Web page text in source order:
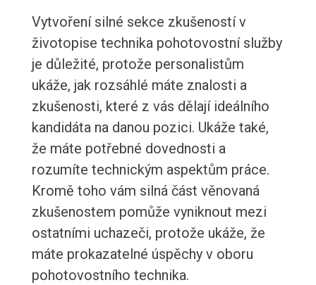
Vytvoření silné sekce zkušeností v
životopise technika pohotovostní služby
je důležité, protože personalistům
ukáže, jak rozsáhlé máte znalosti a
zkušenosti, které z vás dělají ideálního
kandidáta na danou pozici. Ukáže také,
že máte potřebné dovednosti a
rozumíte technickým aspektům práce.
Kromě toho vám silná část věnovaná
zkušenostem pomůže vyniknout mezi
ostatními uchazeči, protože ukáže, že
máte prokazatelné úspěchy v oboru
pohotovostního technika.